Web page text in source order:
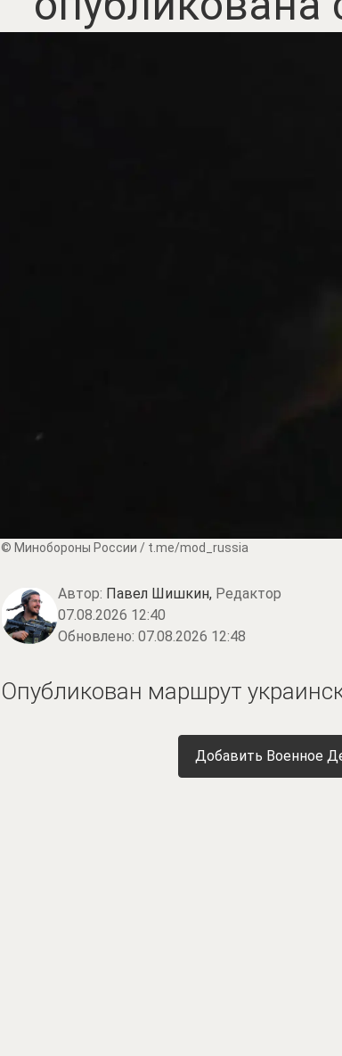
© Минобороны России / t.me/mod_russia
Автор: Павел Шишкин, Редактор
07.08.2026 12:40
Обновлено: 07.08.2026 12:48
Опубликован маршрут
Добавить Военное